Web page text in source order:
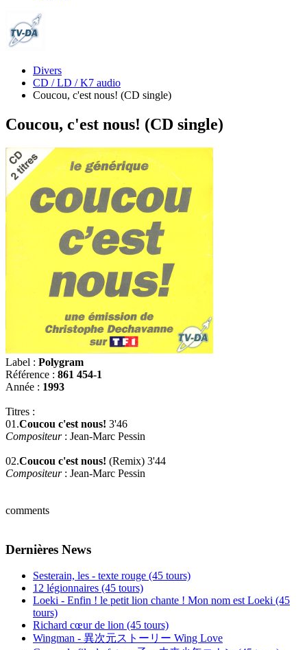
Divers
CD / LD / K7 audio
Coucou, c'est nous! (CD single)
Coucou, c'est nous! (CD single)
Label : Polygram‎
Référence : 861 454-1
Année : 1993
Titres :
01.Coucou c'est nous! 3'46
Compositeur: Jean-Marc Pessin
02.Coucou c'est nous! (Remix) 3'44
Compositeur: Jean-Marc Pessin
comments
Dernières News
Sesterain, les - texte rouge (45 tours)
12 légionnaires (45 tours)
Loeki - Enfin ! le petit lion chante ! Mon nom est Loeki (45
tours)
Richard cœur de lion (45 tours)
Wingman - 異次元ストーリー Wing Love